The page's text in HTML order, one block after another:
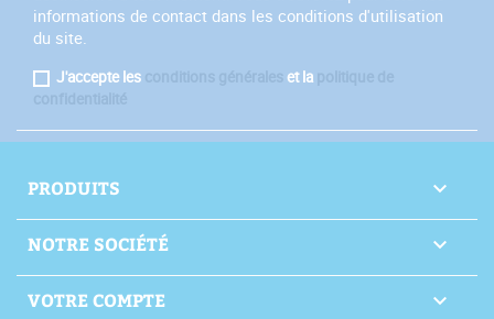
informations de contact dans les conditions d'utilisation
du site.
J'accepte les et la
PRODUITS 
NOTRE SOCIÉTÉ 
VOTRE COMPTE 